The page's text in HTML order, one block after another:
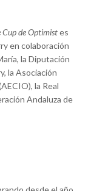
Cup de Optimistes
en colaboración
la Diputación
la Asociación
la Real
Andaluza de